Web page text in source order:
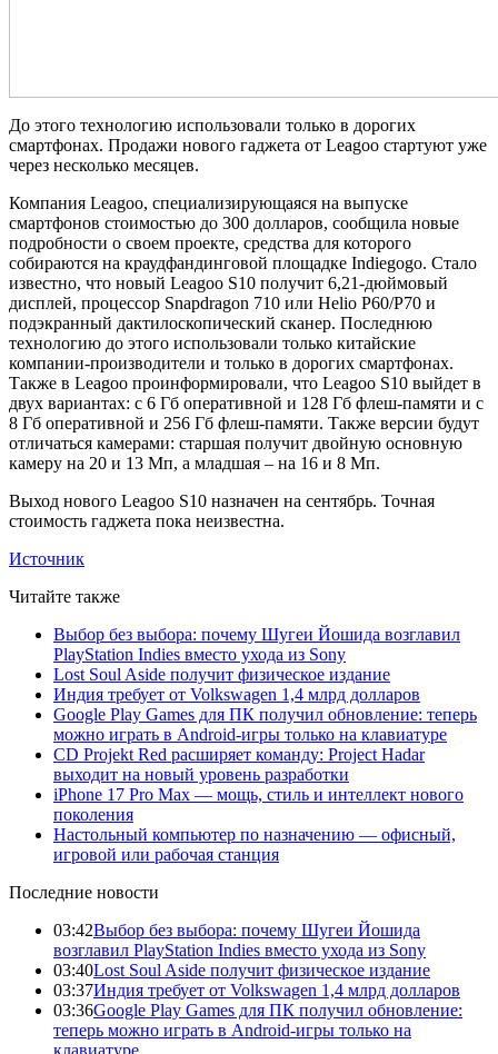
До этого технологию использовали только в дорогих
смартфонах. Продажи нового гаджета от Leagoo стартуют уже
через несколько месяцев.
Компания Leagoo, специализирующаяся на выпуске
смартфонов стоимостью до 300 долларов, сообщила новые
подробности о своем проекте, средства для которого
собираются на краудфандинговой площадке Indiegogo. Стало
известно, что новый Leagoo S10 получит 6,21-дюймовый
дисплей, процессор Snapdragon 710 или Helio P60/P70 и
подэкранный дактилоскопический сканер. Последнюю
технологию до этого использовали только китайские
компании-производители и только в дорогих смартфонах.
Также в Leagoo проинформировали, что Leagoo S10 выйдет в
двух вариантах: с 6 Гб оперативной и 128 Гб флеш-памяти и с
8 Гб оперативной и 256 Гб флеш-памяти. Также версии будут
отличаться камерами: старшая получит двойную основную
камеру на 20 и 13 Мп, а младшая – на 16 и 8 Мп.
Выход нового Leagoo S10 назначен на сентябрь. Точная
стоимость гаджета пока неизвестна.
Источник
Читайте также
Выбор без выбора: почему Шугеи Йошида возглавил
PlayStation Indies вместо ухода из Sony
Lost Soul Aside получит физическое издание
Индия требует от Volkswagen 1,4 млрд долларов
Google Play Games для ПК получил обновление: теперь
можно играть в Android-игры только на клавиатуре
CD Projekt Red расширяет команду: Project Hadar
выходит на новый уровень разработки
iPhone 17 Pro Max — мощь, стиль и интеллект нового
поколения
Настольный компьютер по назначению — офисный,
игровой или рабочая станция
Последние новости
03:42Выбор без выбора: почему Шугеи Йошида
возглавил PlayStation Indies вместо ухода из Sony
03:40Lost Soul Aside получит физическое издание
03:37Индия требует от Volkswagen 1,4 млрд долларов
03:36Google Play Games для ПК получил обновление:
теперь можно играть в Android-игры только на
клавиатуре